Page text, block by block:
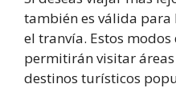
también es válida para
el tranvía. Estos
permitirán visitar
destinos turísticos